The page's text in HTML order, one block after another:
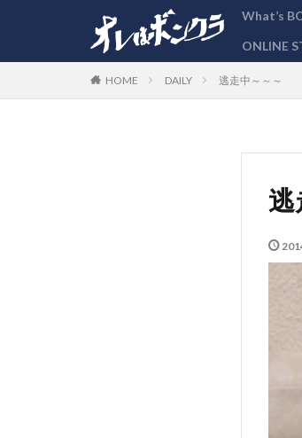
What’s
ONLINE
HOME DAILY 逃走中～～～
逃
カ